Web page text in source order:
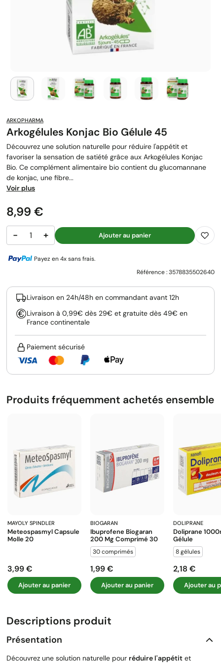
ARKOPHARMA
Arkogélules Konjac Bio Gélule 45
Découvrez une solution naturelle pour réduire l'appétit et
favoriser la sensation de satiété grâce aux Arkogélules Konjac
Bio. Ce complément alimentaire bio contient du glucomannane
de konjac, une fibre...
Voir plus
Prix
8,99 €
− + Ajouter au panier
Payez en 4x sans frais.
Référence :3578835502640
Livraison en 24h/48h en commandant avant 12h
Livraison à 0,99€ dès 29€ et gratuite dès 49€ en
France continentale
Paiement sécurisé
Produits fréquemment achetés ensemble
MAYOLY SPINDLER
Meteospasmyl Capsule
Molle 20
Prix
3,99 €
Ajouter au panier
BIOGARAN
Ibuprofene Biogaran
200 Mg Comprimé 30
30 comprimés
Prix
1,99 €
Ajouter au panier
DOLIPRANE
Doliprane
Gélule
8 gélules
Prix
2,18 €
Ajouter au
Descriptions produit
Présentation
Découvrez une solution naturelle pour réduire l'appétit et